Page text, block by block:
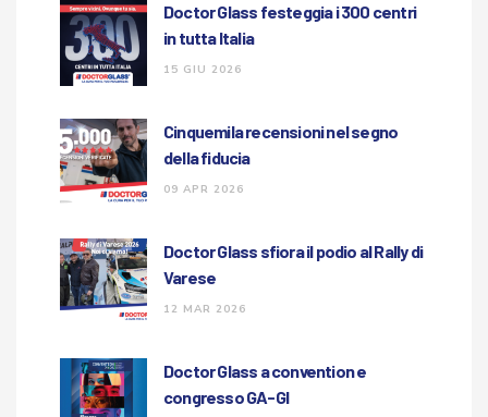
Doctor Glass festeggia i 300 centri
in tutta Italia
15 GIU 2026
Cinquemila recensioni nel segno
della fiducia
09 APR 2026
Doctor Glass sfiora il podio al Rally di
Varese
12 MAR 2026
Doctor Glass a convention e
congresso GA-GI